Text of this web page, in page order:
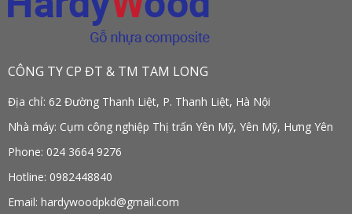
CÔNG TY CP ĐT & TM TAM LONG
Địa chỉ: 62 Đường Thanh Liệt, P. Thanh Liệt, Hà Nội
Nhà máy: Cụm công nghiệp Thị trấn Yên Mỹ, Yên Mỹ, Hưng Yên
Phone: 024 3664 9276
Hotline: 0982448840
Email: hardywoodpkd@gmail.com